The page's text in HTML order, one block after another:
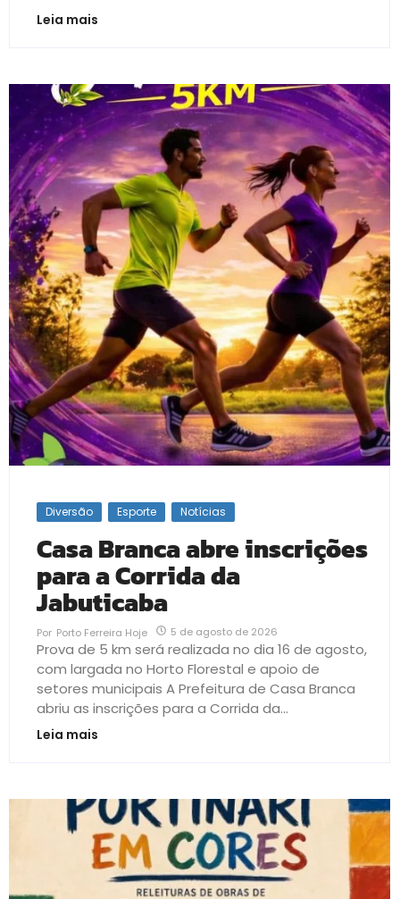
Leia mais
Diversão Esporte Notícias
Casa Branca abre inscrições
para a Corrida da
Jabuticaba
Por Porto Ferreira Hoje 5 de agosto de 2026
Prova de 5 km será realizada no dia 16 de agosto,
com largada no Horto Florestal e apoio de
setores municipais A Prefeitura de Casa Branca
abriu as inscrições para a Corrida da...
Leia mais